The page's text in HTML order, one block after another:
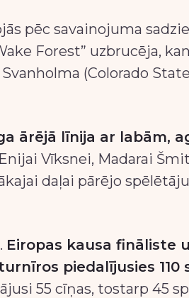
pēc savainojuma
Forest” uzbrucēja,
(Colorado State
ārējā līnija ar labām,
Vīksnei, Madarai
daļai pārējo
Eiropas kausa fināliste
piedalījusies 110
55 cīņas, tostarp 45